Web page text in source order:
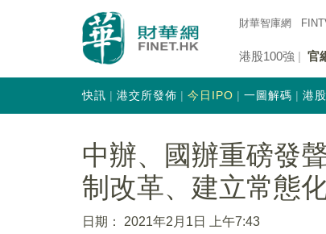
財華智庫網
港股100強 官
快訊 港交所發佈 今日IPO 一圖解碼 港
中辦、國辦重磅發
制改革、建立常態
日期：
2021年2月1日 上午7:43